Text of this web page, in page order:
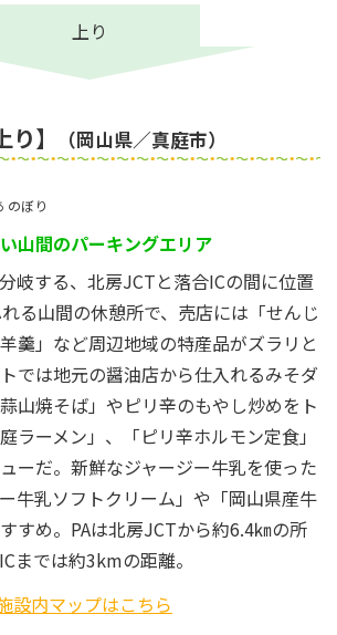
上り
】 （岡山県／真庭市）
のぼり
山間のパーキングエリア
岐する、北房JCTと落合ICの間に位置
る山間の休憩所で、売店には「せんじ
羹」など周辺地域の特産品がズラリと
では地元の醤油店から仕入れるみそダ
山焼そば」やピリ辛のもやし炒めをト
ラーメン」、「ピリ辛ホルモン定食」
ーだ。新鮮なジャージー牛乳を使った
牛乳ソフトクリーム」や「岡山県産牛
すめ。PAは北房JCTから約6.4㎞の所
までは約3kmの距離。
設内マップはこちら